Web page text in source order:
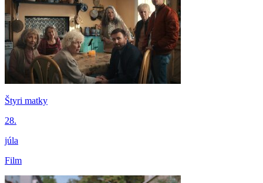
Štyri matky
28.
júla
Film